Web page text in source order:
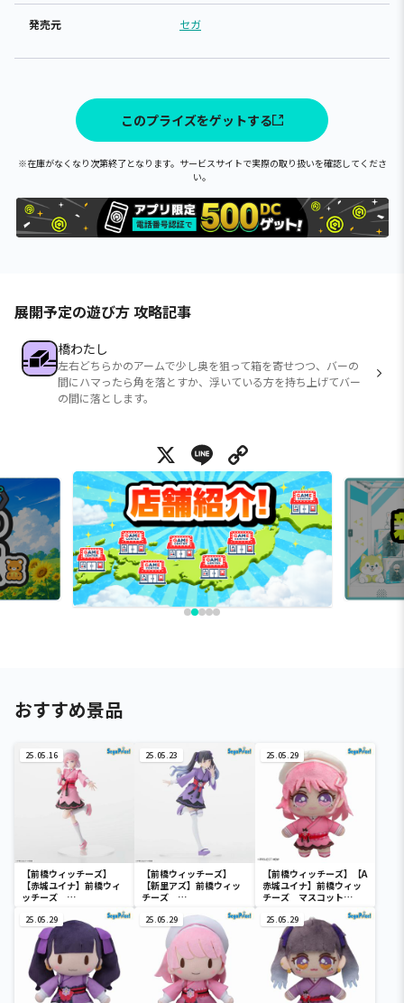
発売元 セガ
このプライズをゲットする
※在庫がなくなり次第終了となります。サービスサイトで実際の取り扱いを確認してくださ
い。
展開予定の遊び方 攻略記事
橋わたし
左右どちらかのアームで少し奥を狙って箱を寄せつつ、バーの
間にハマったら角を落とすか、浮いている方を持ち上げてバー
の間に落とします。
X Line
おすすめ景品
25.05.16
【前橋ウィッチーズ】
【赤城ユイナ】前橋ウィ
ッチーズ
Desktop×Decorate
Collections “赤城ユ
イナ”
25.05.23
【前橋ウィッチーズ】
【新里アズ】前橋ウィッ
チーズ
Desktop×Decorate
Collections “新里ア
25.05.29
【前橋ウィッチーズ】【A
赤城ユイナ】前橋ウィッ
チーズ マスコット
25.05.29 25.05.29 25.05.29